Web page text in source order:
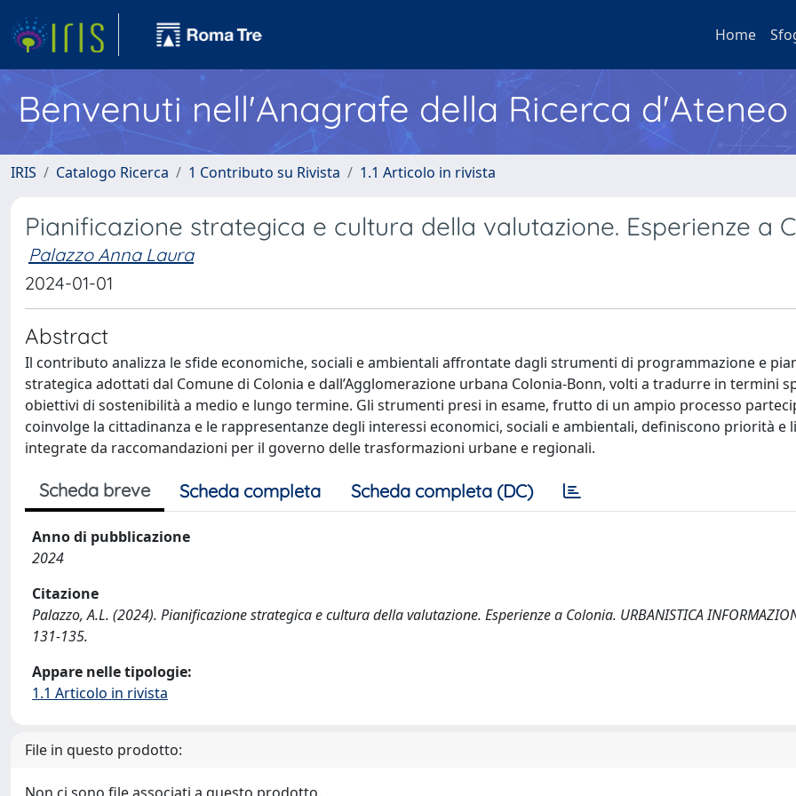
Home
Benvenuti nell'Anagrafe della Ricerca d'Ateneo
IRIS Catalogo Ricerca 1 Contributo su Rivista 1.1 Articolo in rivista
Pianificazione strategica e cultura della valutazione. Esperienze a
Palazzo Anna Laura
2024-01-01
Abstract
Il contributo analizza le sfide economiche, sociali e ambientali affrontate dagli strumenti di programmazione e
strategica adottati dal Comune di Colonia e dall’Agglomerazione urbana Colonia-Bonn, volti a tradurre in termini
obiettivi di sostenibilità a medio e lungo termine. Gli strumenti presi in esame, frutto di un ampio processo
coinvolge la cittadinanza e le rappresentanze degli interessi economici, sociali e ambientali, definiscono priorità e
integrate da raccomandazioni per il governo delle trasformazioni urbane e regionali.
Scheda breve Scheda completa Scheda completa (DC)
Anno di pubblicazione
2024
Citazione
Palazzo, A.L. (2024). Pianificazione strategica e cultura della valutazione. Esperienze a Colonia. URBANISTICA
131-135.
Appare nelle tipologie:
1.1 Articolo in rivista
File in questo prodotto: